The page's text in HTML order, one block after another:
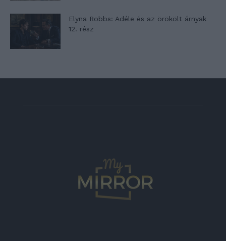
Elyna Robbs: Adéle és az örökölt árnyak
12. rész